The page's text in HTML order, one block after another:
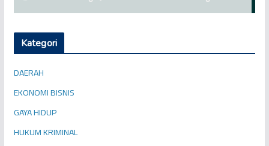
Kategori
DAERAH
EKONOMI BISNIS
GAYA HIDUP
HUKUM KRIMINAL